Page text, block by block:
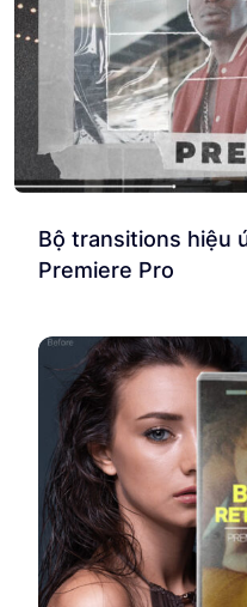
Bộ transitions hiệu
Premiere Pro